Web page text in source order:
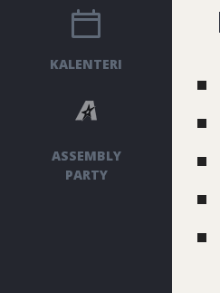
KALENTERI
ASSEMBLY
PARTY